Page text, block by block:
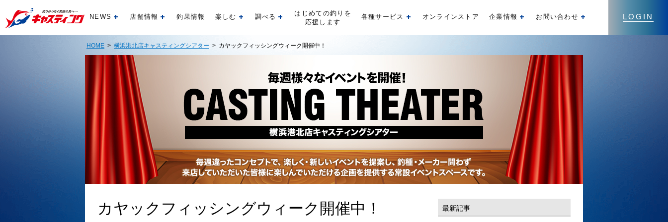
LOGIN
NEWS 開く店舗情報 開く釣果情報 楽しむ 開く調べる 開く
はじめての釣りを
応援します
各種サービス 開くオンラインストア 企業情報 開くお問い合わせ
HOME > 横浜港北店キャスティングシアター > カヤックフィッシングウィーク開催中！
カヤックフィッシングウィーク開催中！ 最新記事